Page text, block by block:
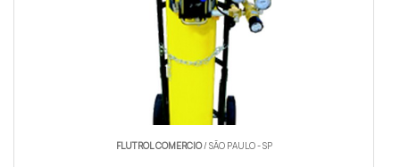
FLUTROL COMERCIO/ SÃO PAULO - SP